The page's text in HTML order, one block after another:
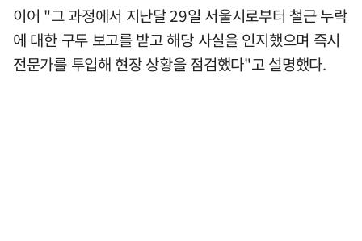
이어 "그 과정에서 지난달 29일 서울시로부터 철근 누락
에 대한 구두 보고를 받고 해당 사실을 인지했으며 즉시
전문가를 투입해 현장 상황을 점검했다"고 설명했다.